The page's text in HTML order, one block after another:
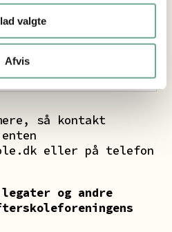
valgte
Afvis
så kontakt
eller på telefon
legater og andre